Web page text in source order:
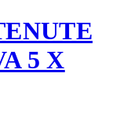
5 X